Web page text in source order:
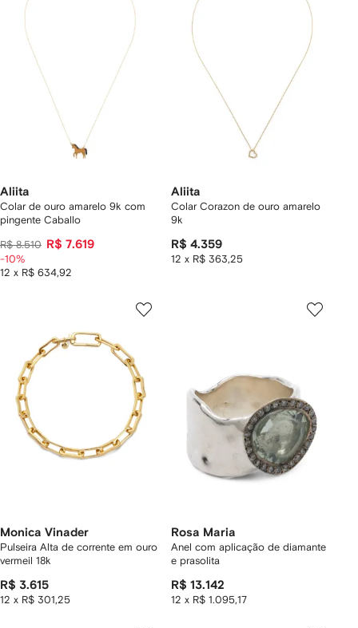
Aliita
Colar de ouro amarelo 9k com
pingente Caballo
R$ 8.510 R$ 7.619
12 x R$ 634,92
-10%
Aliita
Colar Corazon de ouro amarelo
9k
R$ 4.359
12 x R$ 363,25
Monica Vinader
Pulseira Alta de corrente em ouro
vermeil 18k
R$ 3.615
12 x R$ 301,25
Rosa Maria
Anel com aplicação de diamante
e prasolita
R$ 13.142
12 x R$ 1.095,17